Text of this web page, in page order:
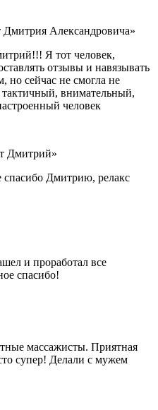
Дмитрия Александровича»
Я тот человек,
отзывы и навязывать
но сейчас не смогла не
внимательный,
человек
Дмитрий»
спасибо Дмитрию, релакс
и проработал все
спасибо!
массажисты. Приятная
супер! Делали с мужем